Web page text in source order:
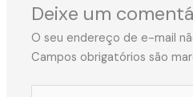
Deixe um
O seu endereço de e-mail
Campos obrigatórios são